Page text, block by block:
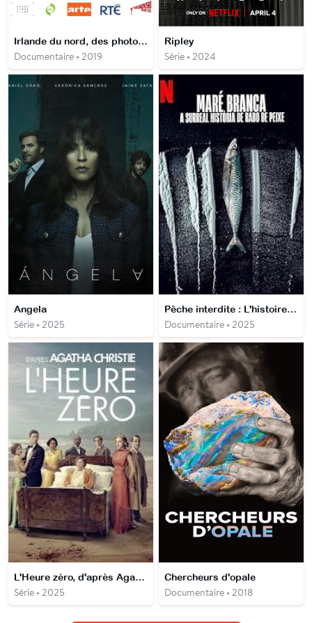
Irlande du nord, des photos qui ont marqué l'histoire
Documentaire • 2019
Ripley
Série • 2024
Angela
Série • 2025
Pêche interdite : L'histoire surréaliste de Rabo de Peixe
Documentaire • 2025
L'Heure zéro, d'après Agatha Christie
Série • 2025
Chercheurs d'opale
Documentaire • 2018